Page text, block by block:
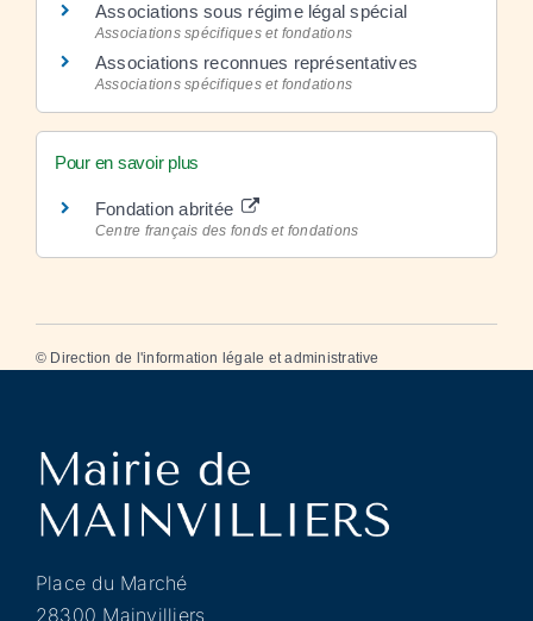
Associations sous régime légal spécial
Associations spécifiques et fondations
Associations reconnues représentatives
Associations spécifiques et fondations
Pour en savoir plus
Fondation abritée
Centre français des fonds et fondations
© Direction de l'information légale et administrative
Place du Marché
28300 Mainvilliers